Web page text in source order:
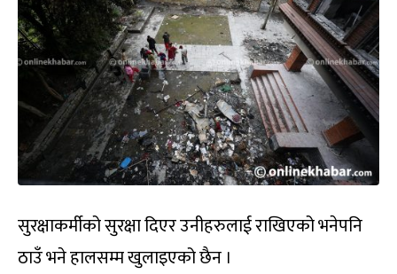
सुरक्षाकर्मीको सुरक्षा दिएर उनीहरुलाई राखिएको भनेपनि
ठाउँ भने हालसम्म खुलाइएको छैन ।